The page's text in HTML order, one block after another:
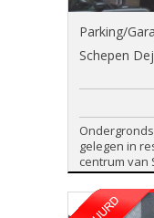
Parking/
Schepen
gelegen in
centrum van